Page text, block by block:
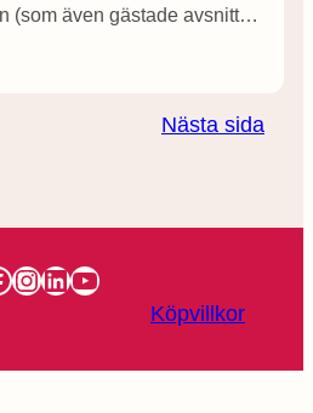
(som även gästade avsnitt…
Nästa sida
Instagram
LinkedIn
YouTube
Köpvillkor